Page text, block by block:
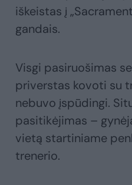
iškeistas į
gandais.
Visgi pasiruošimas
priverstas kovoti su
nebuvo įspūdingi.
pasitikėjimas –
vietą startiniame
trenerio.